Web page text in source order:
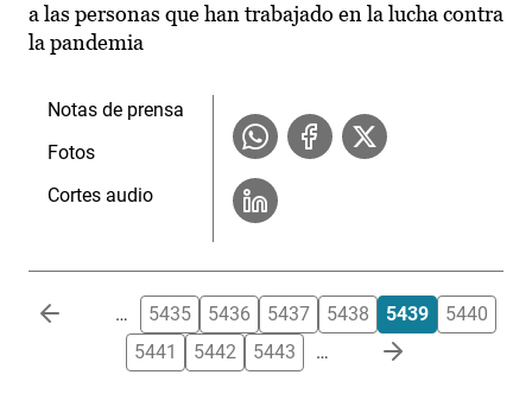
a las personas que han trabajado en la lucha contra
la pandemia
Notas de prensa
Fotos
Cortes audio
Paginación … 5435 5436 5437 5438 5439
5440
5441
5442 5443 …